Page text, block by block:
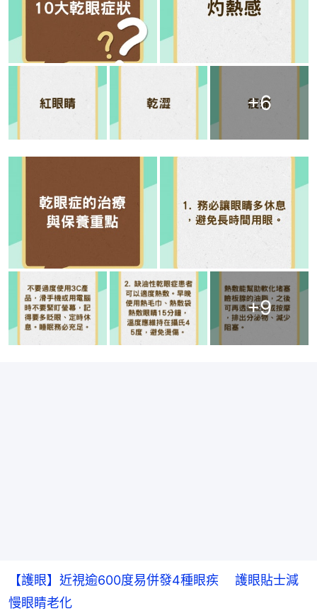
+6
+9
【護眼】近視逾600度易併發4種眼疾 護眼貼士減
慢眼睛老化